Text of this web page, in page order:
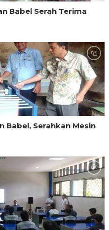
Babel Serah Terima
Babel, Serahkan Mesin